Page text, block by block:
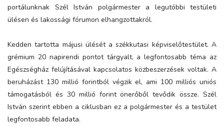
portálunknak Szél István polgármester a legutóbbi testületi
ülésen és lakossági fórumon elhangzottakról.
Kedden tartotta májusi ülését a székkutasi képviselőtestület. A
grémium 20 napirendi pontot tárgyalt, a legfontosabb téma az
Egészségház felújításával kapcsolatos közbeszerzések voltak. A
beruházást 130 millió forintból végzik el, ami 100 milliós uniós
támogatásból és 30 millió forint önerőből tevődik össze. Szél
István szerint ebben a ciklusban ez a polgármester és a testület
legfontosabb feladata.